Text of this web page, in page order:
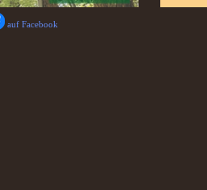
auf Facebook